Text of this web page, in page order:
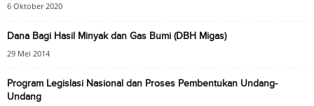
6 Oktober 2020
Dana Bagi Hasil Minyak dan Gas Bumi (DBH Migas)
29 Mei 2014
Program Legislasi Nasional dan Proses Pembentukan Undang-
Undang